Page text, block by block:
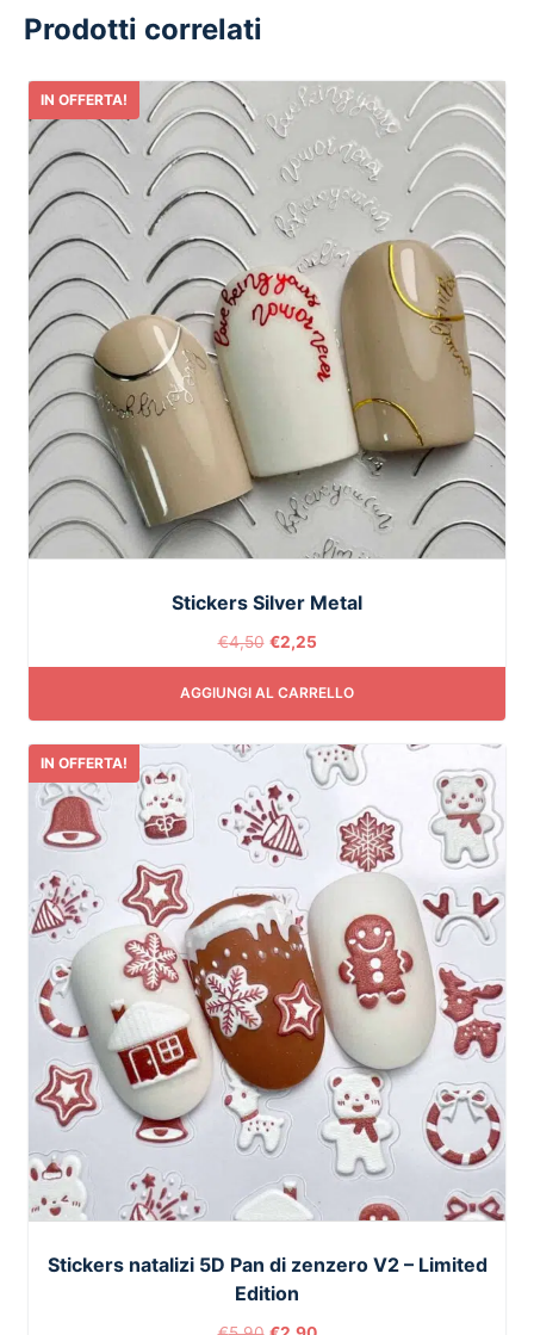
Prodotti correlati
IN OFFERTA!
Stickers Silver Metal
€4,50 €2,25
AGGIUNGI AL CARRELLO
IN OFFERTA!
Stickers natalizi 5D Pan di zenzero V2 – Limited
Edition